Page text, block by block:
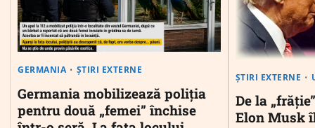
GERMANIA ȘTIRI EXTERNE
Germania mobilizează poliția
pentru două „femei” închise
ȘTIRI EXTERNE
De la
Elon Musk